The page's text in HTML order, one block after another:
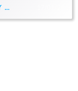
RALLY DAKAR